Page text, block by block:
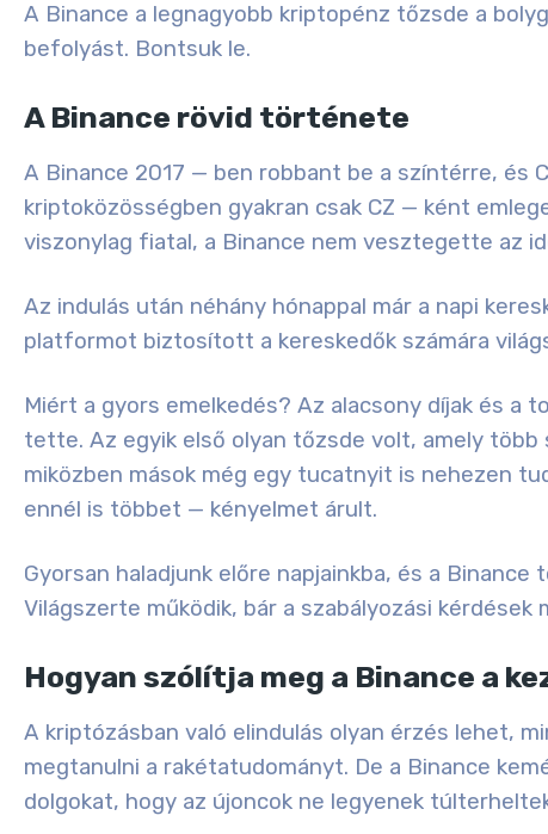
A Binance a legnagyobb kriptopénz tőzsde a
befolyást. Bontsuk le.
A Binance rövid története
A Binance 2017 — ben robbant be a színtérre, és
kriptoközösségben gyakran csak CZ — ként
viszonylag fiatal, a Binance nem vesztegette az
Az indulás után néhány hónappal már a napi
platformot biztosított a kereskedők számára
Miért a gyors emelkedés? Az alacsony díjak és a
tette. Az egyik első olyan tőzsde volt, amely
miközben mások még egy tucatnyit is nehezen
ennél is többet — kényelmet árult.
Gyorsan haladjunk előre napjainkba, és a
Világszerte működik, bár a szabályozási
Hogyan szólítja meg a Binance a
A kriptózásban való elindulás olyan érzés lehet,
megtanulni a rakétatudományt. De a Binance
dolgokat, hogy az újoncok ne legyenek